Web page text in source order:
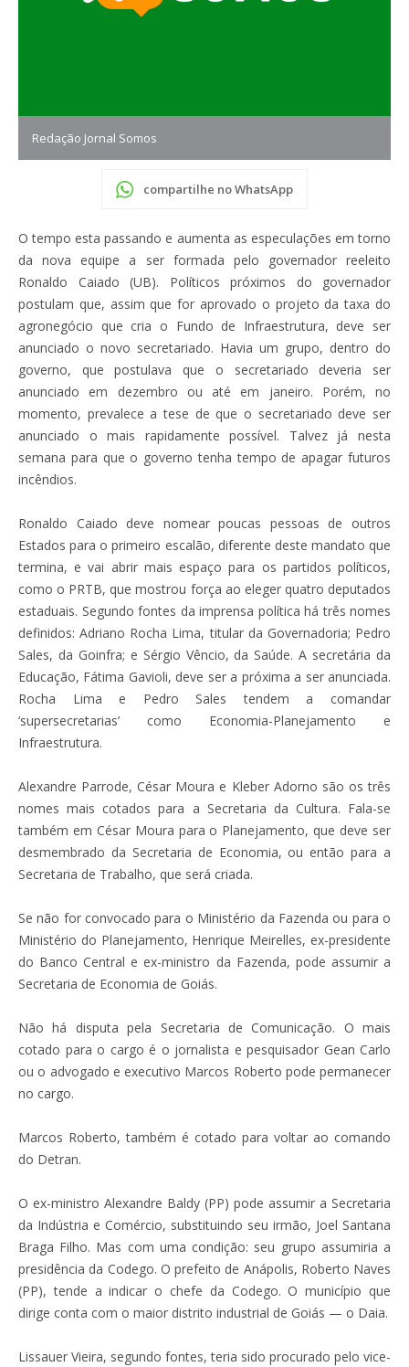
Redação Jornal Somos
compartilhe no WhatsApp
O tempo esta passando e aumenta as especulações em torno
da nova equipe a ser formada pelo governador reeleito
Ronaldo Caiado (UB). Políticos próximos do governador
postulam que, assim que for aprovado o projeto da taxa do
agronegócio que cria o Fundo de Infraestrutura, deve ser
anunciado o novo secretariado. Havia um grupo, dentro do
governo, que postulava que o secretariado deveria ser
anunciado em dezembro ou até em janeiro. Porém, no
momento, prevalece a tese de que o secretariado deve ser
anunciado o mais rapidamente possível. Talvez já nesta
semana para que o governo tenha tempo de apagar futuros
incêndios.
Ronaldo Caiado deve nomear poucas pessoas de outros
Estados para o primeiro escalão, diferente deste mandato que
termina, e vai abrir mais espaço para os partidos políticos,
como o PRTB, que mostrou força ao eleger quatro deputados
estaduais. Segundo fontes da imprensa política há três nomes
definidos: Adriano Rocha Lima, titular da Governadoria; Pedro
Sales, da Goinfra; e Sérgio Vêncio, da Saúde. A secretária da
Educação, Fátima Gavioli, deve ser a próxima a ser anunciada.
Rocha Lima e Pedro Sales tendem a comandar
‘supersecretarias’ como Economia-Planejamento e
Infraestrutura.
Alexandre Parrode, César Moura e Kleber Adorno são os três
nomes mais cotados para a Secretaria da Cultura. Fala-se
também em César Moura para o Planejamento, que deve ser
desmembrado da Secretaria de Economia, ou então para a
Secretaria de Trabalho, que será criada.
Se não for convocado para o Ministério da Fazenda ou para o
Ministério do Planejamento, Henrique Meirelles, ex-presidente
do Banco Central e ex-ministro da Fazenda, pode assumir a
Secretaria de Economia de Goiás.
Não há disputa pela Secretaria de Comunicação. O mais
cotado para o cargo é o jornalista e pesquisador Gean Carlo
ou o advogado e executivo Marcos Roberto pode permanecer
no cargo.
Marcos Roberto, também é cotado para voltar ao comando
do Detran.
O ex-ministro Alexandre Baldy (PP) pode assumir a Secretaria
da Indústria e Comércio, substituindo seu irmão, Joel Santana
Braga Filho. Mas com uma condição: seu grupo assumiria a
presidência da Codego. O prefeito de Anápolis, Roberto Naves
(PP), tende a indicar o chefe da Codego. O município que
dirige conta com o maior distrito industrial de Goiás — o Daia.
Lissauer Vieira, segundo fontes, teria sido procurado pelo vice-